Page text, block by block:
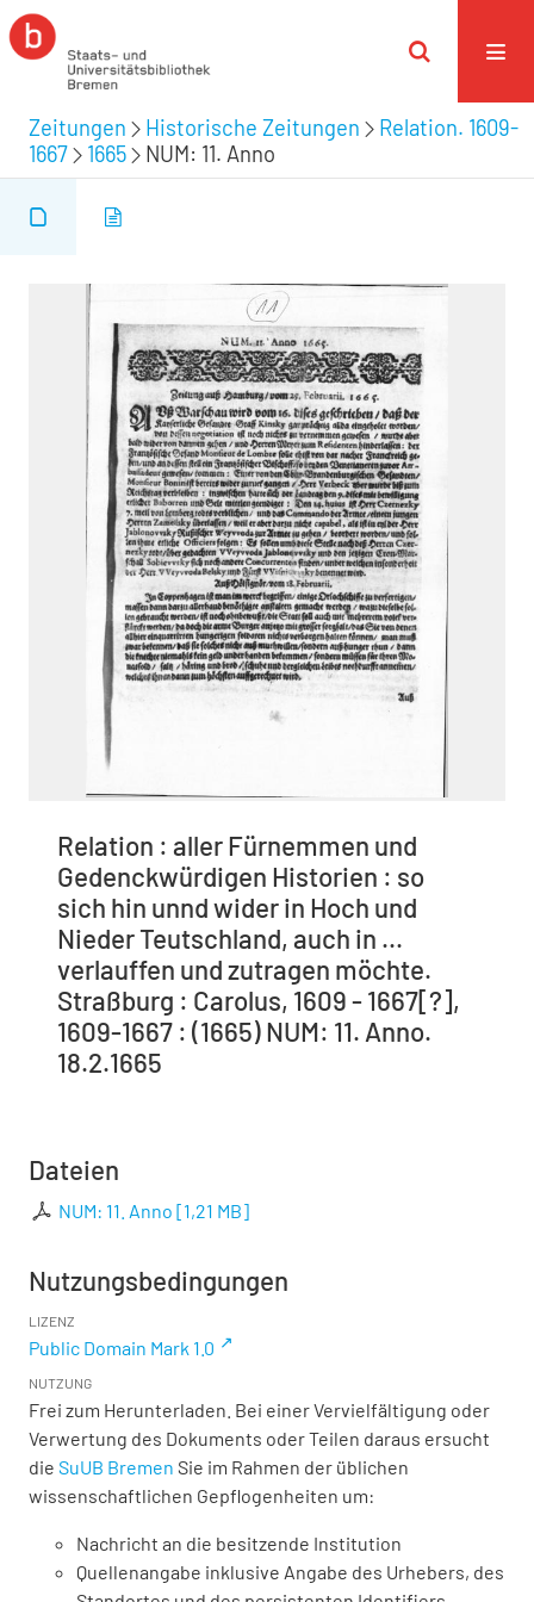
Zeitungen Historische Zeitungen
Relation. 1609-
1667
1665 NUM: 11. Anno
Relation : aller Fürnemmen und
Gedenckwürdigen Historien : so
sich hin unnd wider in Hoch und
Nieder Teutschland, auch in ...
verlauffen und zutragen möchte.
Straßburg : Carolus, 1609 - 1667[?],
1609-1667 : (1665) NUM: 11. Anno.
18.2.1665
Dateien
NUM: 11. Anno [1,21 MB]
Nutzungsbedingungen
LIZENZ
Public Domain Mark 1.0
NUTZUNG
Frei zum Herunterladen. Bei einer Vervielfältigung oder
Verwertung des Dokuments oder Teilen daraus ersucht
die SuUB Bremen Sie im Rahmen der üblichen
wissenschaftlichen Gepflogenheiten um:
Nachricht an die besitzende Institution
Quellenangabe inklusive Angabe des Urhebers, des